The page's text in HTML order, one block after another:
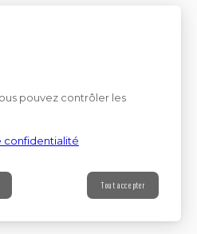
Contact
pouvez contrôler les
confidentialité
Tout accepter